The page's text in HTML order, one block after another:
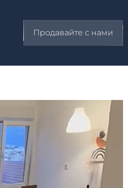
Продавайте с нами